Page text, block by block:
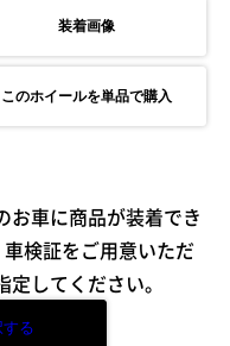
装着画像
このホイールを単品で購入
お車に商品が装着でき
車検証をご用意いただ
してください。
る